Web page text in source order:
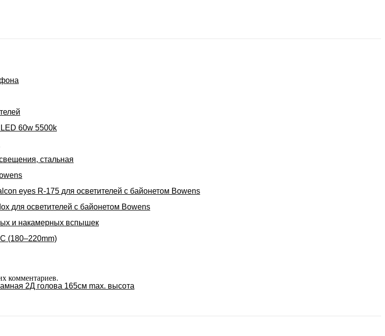
60w 5500k
стальная
eyes R-175 для осветителей с байонетом Bowens
для осветителей с байонетом Bowens
и накамерных вспышек
(180–220mm)
2Д голова 165см max. высота
комментариев.